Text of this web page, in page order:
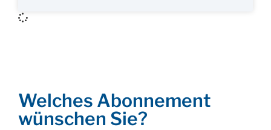
Welches Abonnement
wünschen Sie?